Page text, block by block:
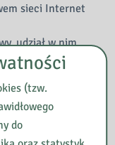
sieci Internet
udział w nim
(tzw.
do